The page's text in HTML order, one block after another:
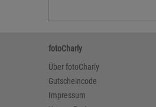
fotoCharly
Über fotoCharly
Gutscheincode
Impressum